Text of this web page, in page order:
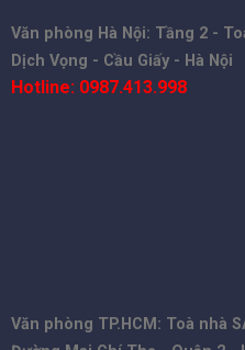
Văn phòng Hà Nội: Tầng 2 -
Dịch Vọng - Cầu Giấy - Hà Nội
Hotline: 0987.413.998
Văn phòng TP.HCM: Toà nhà